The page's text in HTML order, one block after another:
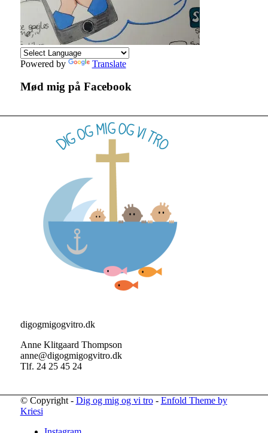
Powered by Translate
Mød mig på Facebook
digogmigogvitro.dk
Anne Klitgaard Thompson
anne@digogmigogvitro.dk
Tlf. 24 25 45 24
© Copyright - Dig og mig og vi tro- Enfold Theme by
Kriesi